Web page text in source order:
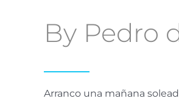
By Pedro
Arranco una mañana